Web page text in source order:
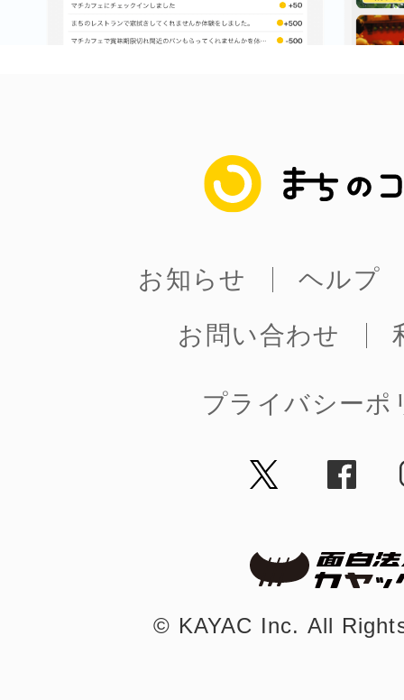
まちのコイン
お知らせ
ヘルプ
お問い合わせ
プライバシーポ
©︎ KAYAC Inc. All